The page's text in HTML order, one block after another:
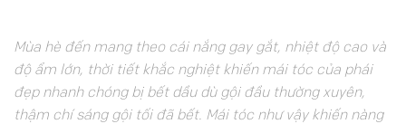
Mùa hè đến mang theo cái nắng gay gắt, nhiệt độ cao và
độ ẩm lớn, thời tiết khắc nghiệt khiến mái tóc của phái
đẹp nhanh chóng bị bết dầu dù gội đầu thường xuyên,
thậm chí sáng gội tối đã bết. Mái tóc như vậy khiến nàng